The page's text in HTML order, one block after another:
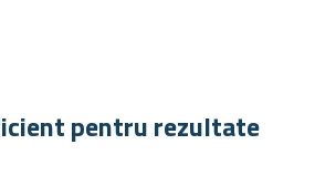
pentru rezultate